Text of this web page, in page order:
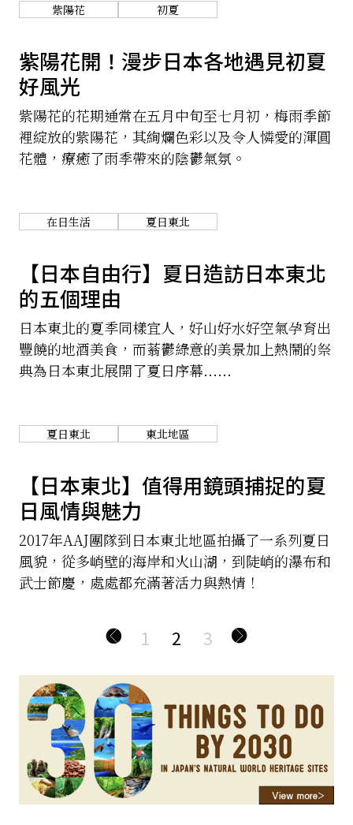
紫陽花 初夏
紫陽花開！漫步日本各地遇見初夏
好風光
紫陽花的花期通常在五月中旬至七月初，梅雨季節
裡綻放的紫陽花，其絢爛色彩以及令人憐愛的渾圓
花體，療癒了雨季帶來的陰鬱氣氛。
在日生活 夏日東北
【日本自由行】夏日造訪日本東北
的五個理由
日本東北的夏季同樣宜人，好山好水好空氣孕育出
豐饒的地酒美食，而蓊鬱綠意的美景加上熱鬧的祭
典為日本東北展開了夏日序幕......
夏日東北 東北地區
【日本東北】值得用鏡頭捕捉的夏
日風情與魅力
2017年AAJ團隊到日本東北地區拍攝了一系列夏日
風貌，從多峭壁的海岸和火山湖，到陡峭的瀑布和
武士節慶，處處都充滿著活力與熱情！
1 2 3